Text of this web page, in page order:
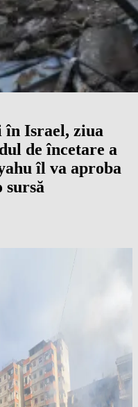
în Israel, ziua
de încetare a
îl va aproba